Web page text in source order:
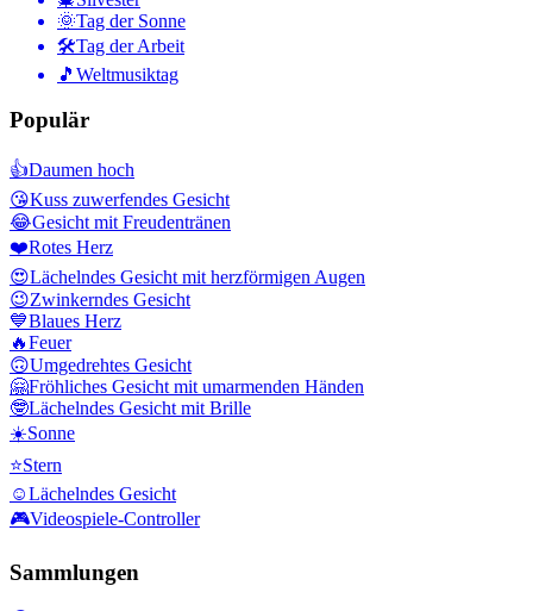
🌞Tag der Sonne
🛠Tag der Arbeit
🎵 Weltmusiktag
Populär
👍Daumen hoch
😘Kuss zuwerfendes Gesicht
😂Gesicht mit Freudentränen
❤️Rotes Herz
😍Lächelndes Gesicht mit herzförmigen Augen
😉Zwinkerndes Gesicht
💙Blaues Herz
🔥Feuer
🙃Umgedrehtes Gesicht
🤗Fröhliches Gesicht mit umarmenden Händen
🤓Lächelndes Gesicht mit Brille
☀️Sonne
⭐Stern
☺️Lächelndes Gesicht
🎮Videospiele-Controller
Sammlungen